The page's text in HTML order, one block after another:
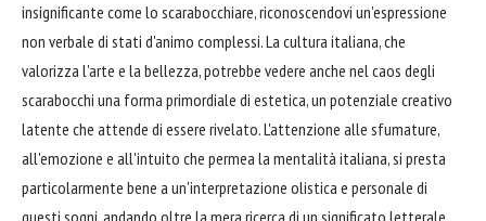
insignificante come lo scarabocchiare, riconoscendovi un'espressione
non verbale di stati d'animo complessi. La cultura italiana, che
valorizza l'arte e la bellezza, potrebbe vedere anche nel caos degli
scarabocchi una forma primordiale di estetica, un potenziale creativo
latente che attende di essere rivelato. L'attenzione alle sfumature,
all'emozione e all'intuito che permea la mentalità italiana, si presta
particolarmente bene a un'interpretazione olistica e personale di